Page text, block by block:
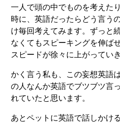
一人で頭の中でものを考えた
時に、英語だったらどう言う
け毎回考えてみます。ずっと
なくてもスピーキングを伸ば
スピードが徐々に上がってい
かく言う私も、この妄想英語
の人なんか英語でブツブツ言
れていたと思います。
あとペットに英語で話しかけ